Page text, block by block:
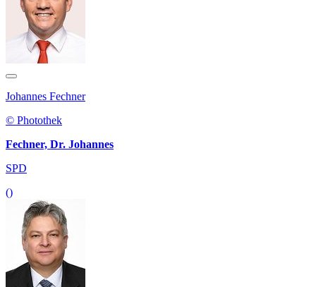
Johannes Fechner
© Photothek
Fechner, Dr. Johannes
SPD
()